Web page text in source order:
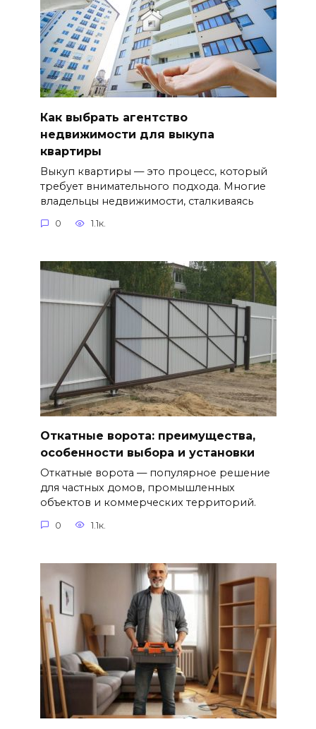
Как выбрать агентство
недвижимости для выкупа
квартиры
Выкуп квартиры — это процесс, который
требует внимательного подхода. Многие
владельцы недвижимости, сталкиваясь
0 1.1к.
Откатные ворота: преимущества,
особенности выбора и установки
Откатные ворота — популярное решение
для частных домов, промышленных
объектов и коммерческих территорий.
0 1.1к.